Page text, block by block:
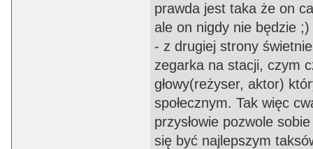
prawda jest taka że on
ale on nigdy nie będzie ;)
- z drugiej strony
zegarka na stacji, czym
głowy(reżyser, aktor)
społecznym. Tak więc
przysłowie pozwole
się być najlepszym